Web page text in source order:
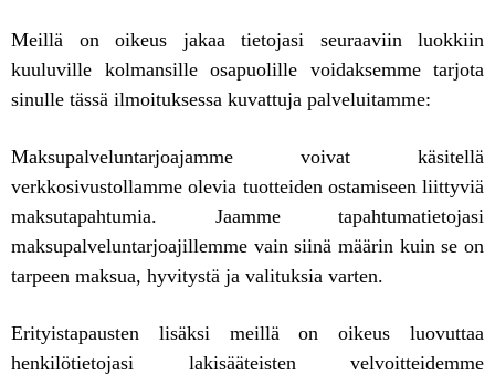
Meillä on oikeus jakaa tietojasi seuraaviin luokkiin
kuuluville kolmansille osapuolille voidaksemme tarjota
sinulle tässä ilmoituksessa kuvattuja palveluitamme:
Maksupalveluntarjoajamme voivat käsitellä
verkkosivustollamme olevia tuotteiden ostamiseen liittyviä
maksutapahtumia. Jaamme tapahtumatietojasi
maksupalveluntarjoajillemme vain siinä määrin kuin se on
tarpeen maksua, hyvitystä ja valituksia varten.
Erityistapausten lisäksi meillä on oikeus luovuttaa
henkilötietojasi lakisääteisten velvoitteidemme